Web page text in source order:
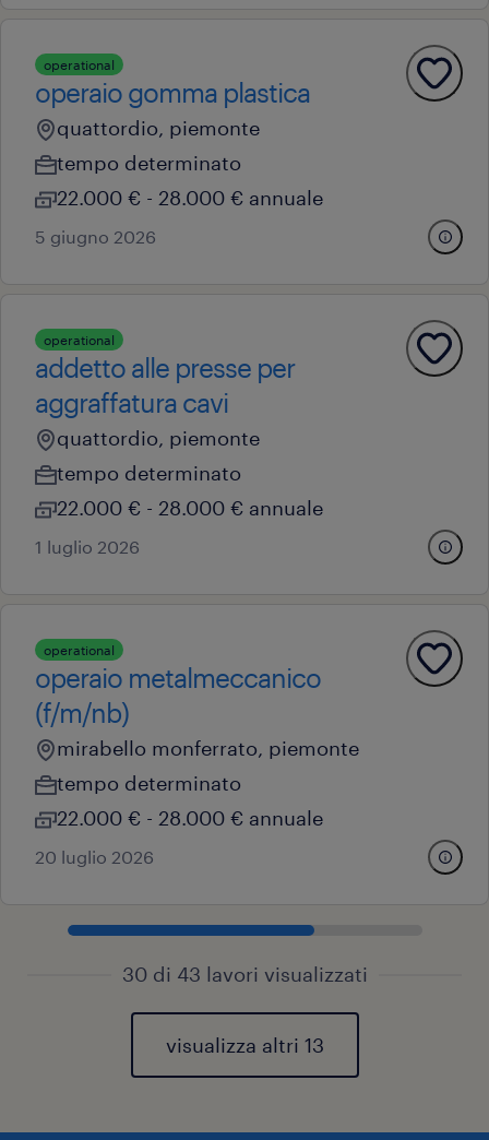
operational
operaio gomma plastica
quattordio, piemonte
tempo determinato
22.000 € - 28.000 € annuale
5 giugno 2026
operational
addetto alle presse per
aggraffatura cavi
quattordio, piemonte
tempo determinato
22.000 € - 28.000 € annuale
1 luglio 2026
operational
operaio metalmeccanico
(f/m/nb)
mirabello monferrato, piemonte
tempo determinato
22.000 € - 28.000 € annuale
20 luglio 2026
30 di 43 lavori visualizzati
visualizza altri 13